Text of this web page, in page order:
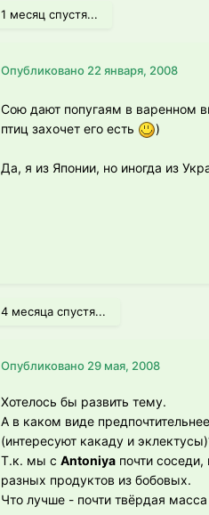
1 месяц спустя...
Опубликовано 22 января, 2008
Сою дают попугаям в варенном
птиц захочет его есть
)
Да, я из Японии, но иногда из
4 месяца спустя...
Опубликовано 29 мая, 2008
Хотелось бы развить тему.
А в каком виде
(интересуют какаду и
Т.к. мы с Antoniya почти
разных продуктов из бобовых.
Что лучше - почти твёрдая